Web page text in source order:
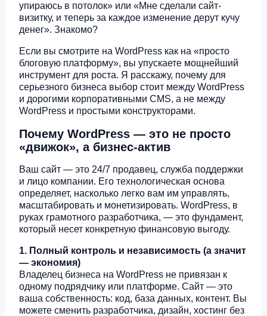
упираюсь в потолок» или «Мне сделали сайт-
визитку, и теперь за каждое изменение дерут кучу
денег». Знакомо?
Если вы смотрите на WordPress как на «просто
блоговую платформу», вы упускаете мощнейший
инструмент для роста. Я расскажу, почему для
серьезного бизнеса выбор стоит между WordPress
и дорогими корпоративными CMS, а не между
WordPress и простыми конструкторами.
Почему WordPress — это не просто
«движок», а бизнес-актив
Ваш сайт — это 24/7 продавец, служба поддержки
и лицо компании. Его технологическая основа
определяет, насколько легко вам им управлять,
масштабировать и монетизировать. WordPress, в
руках грамотного разработчика, — это фундамент,
который несет конкретную финансовую выгоду.
1. Полный контроль и независимость (а значит
— экономия)
Владелец бизнеса на WordPress не привязан к
одному подрядчику или платформе. Сайт — это
ваша собственность: код, база данных, контент. Вы
можете сменить разработчика, дизайн, хостинг без